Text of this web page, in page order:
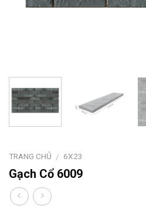
TRANG CHỦ / 6X23
Gạch Cổ 6009